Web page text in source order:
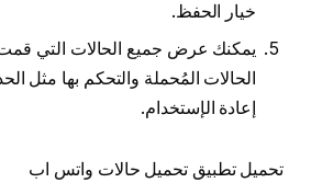
خيار الحفظ.
يمكنك عرض جميع الحالات التي
الحالات المُحملة والتحكم بها مثل
إعادة الإستخدام.
تحميل تطبيق تحميل حالات واتس اب